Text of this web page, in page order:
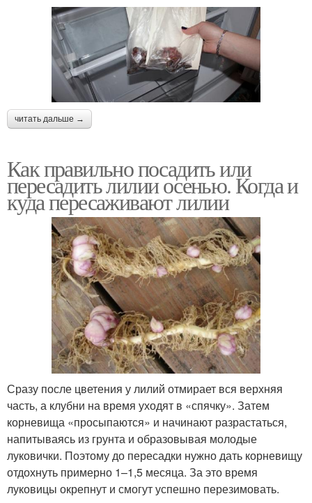
читать дальше →
Как правильно посадить или
пересадить лилии осенью. Когда и
куда пересаживают лилии
Сразу после цветения у лилий отмирает вся верхняя
часть, а клубни на время уходят в «спячку». Затем
корневища «просыпаются» и начинают разрастаться,
напитываясь из грунта и образовывая молодые
луковички. Поэтому до пересадки нужно дать корневищу
отдохнуть примерно 1–1,5 месяца. За это время
луковицы окрепнут и смогут успешно перезимовать.